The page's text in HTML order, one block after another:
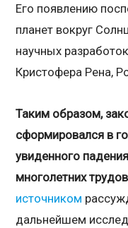
Его появлению
планет вокруг
научных
Кристофера Рена,
Таким образом,
сформировался в
увиденного
многолетних
источником
дальнейшем